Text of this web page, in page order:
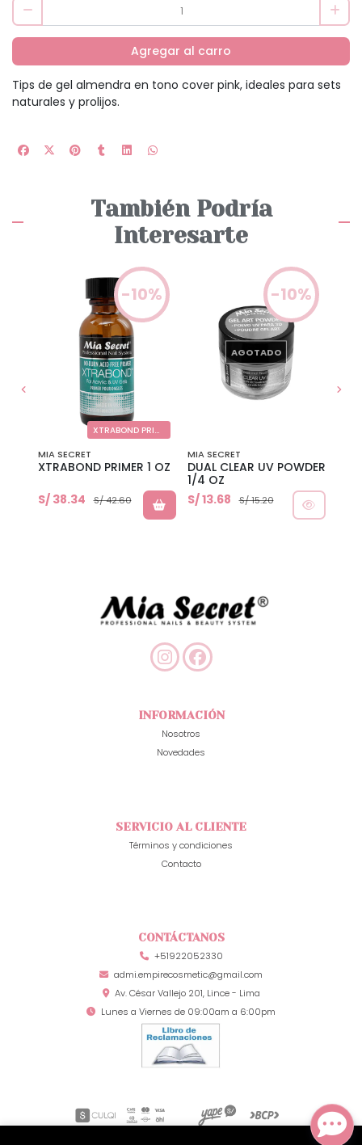
Agregar al carro
Tips de gel almendra en tono cover pink, ideales para sets
naturales y prolijos.
También Podría
Interesarte
-10%
XTRABOND PRIMER
MIA SECRET
XTRABOND PRIMER 1 OZ
S/ 38.34
S/ 42.60
-10%
AGOTADO
MIA SECRET
DUAL CLEAR UV POWDER
1/4 OZ
S/ 13.68
S/ 15.20
INFORMACIÓN
Nosotros
Novedades
SERVICIO AL CLIENTE
Términos y condiciones
Contacto
CONTÁCTANOS
+51922052330
admi.empirecosmetic@gmail.com
Av. César Vallejo 201, Lince - Lima
Lunes a Viernes de 09:00am a 6:00pm